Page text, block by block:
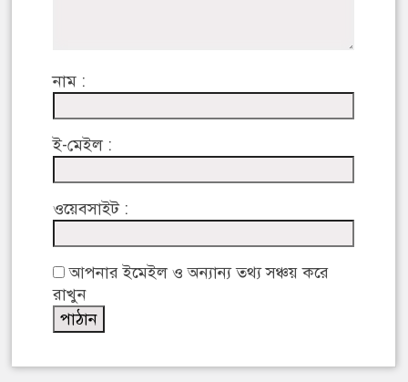
নাম :
ই-মেইল :
ওয়েবসাইট :
আপনার ইমেইল ও অন্যান্য তথ্য সঞ্চয় করে
রাখুন